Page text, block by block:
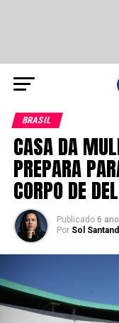
BRASIL
CASA DA
PREPARA
CORPO DE
Publicado 6
Por Sol